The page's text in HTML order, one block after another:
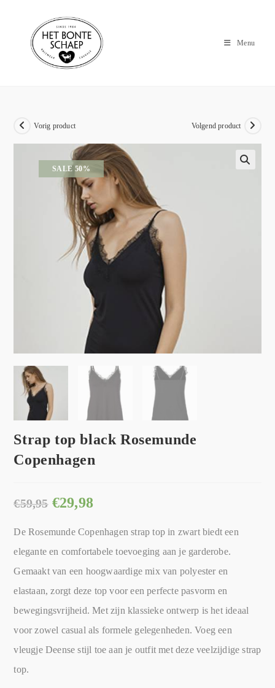
Menu
SALE 50%
Vorig product Volgend product
Strap top black Rosemunde
Copenhagen
€59,95 €29,98
De Rosemunde Copenhagen strap top in zwart biedt een
elegante en comfortabele toevoeging aan je garderobe.
Gemaakt van een hoogwaardige mix van polyester en
elastaan, zorgt deze top voor een perfecte pasvorm en
bewegingsvrijheid. Met zijn klassieke ontwerp is het ideaal
voor zowel casual als formele gelegenheden. Voeg een
vleugje Deense stijl toe aan je outfit met deze veelzijdige strap
top.